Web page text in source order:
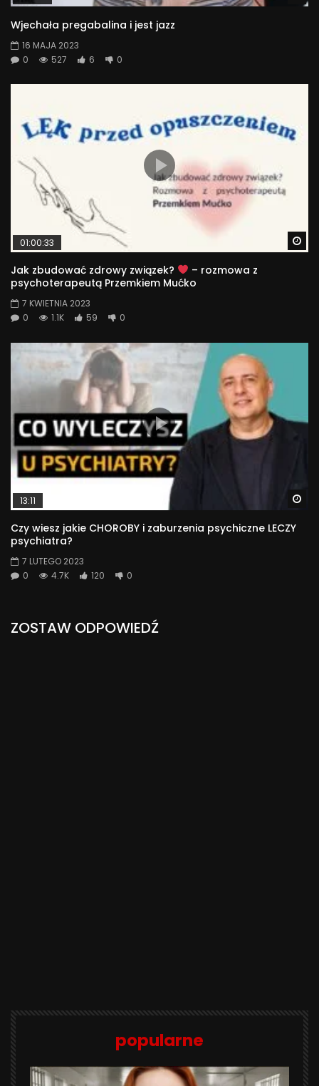
Wjechała pregabalina i jest jazz
16 MAJA 2023
0
527 6 0
01:00:33
Jak zbudować zdrowy związek?
– rozmowa z
psychoterapeutą Przemkiem Mućko
7 KWIETNIA 2023
0
1.1K 59 0
13:11
Czy wiesz jakie CHOROBY i zaburzenia psychiczne LECZY
psychiatra?
7 LUTEGO 2023
0
4.7K 120 0
ZOSTAW ODPOWIEDŹ
popularne